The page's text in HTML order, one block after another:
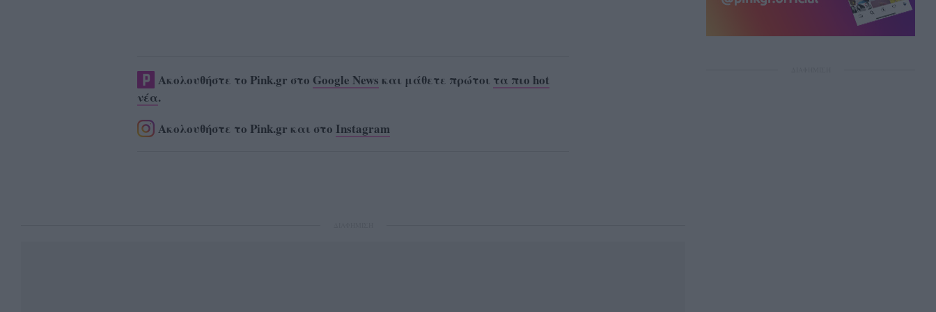
Ακολουθήστε το Pink.gr στο Google News και μάθετε πρώτοι τα πιο hot
νέα.
Ακολουθήστε το Pink.gr και στο Instagram